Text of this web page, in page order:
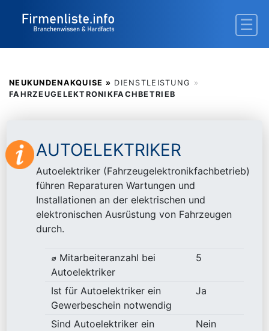
NEUKUNDENAKQUISE » DIENSTLEISTUNG »
FAHRZEUGELEKTRONIKFACHBETRIEB
AUTOELEKTRIKER
Autoelektriker (Fahrzeugelektronikfachbetrieb)
führen Reparaturen Wartungen und
Installationen an der elektrischen und
elektronischen Ausrüstung von Fahrzeugen
durch.
⌀ Mitarbeiteranzahl bei
Autoelektriker
5
Ist für Autoelektriker ein
Gewerbeschein notwendig
Ja
Sind Autoelektriker ein
Nein